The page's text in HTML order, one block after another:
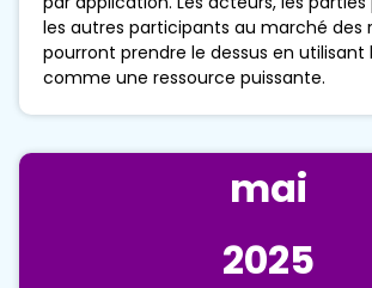
les autres participants au marché des
pourront prendre le dessus en utilisant
comme une ressource puissante.
mai
2025